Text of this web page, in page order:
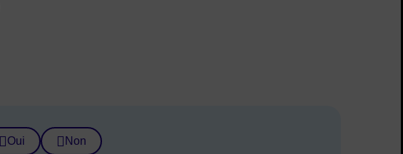
Oui Non